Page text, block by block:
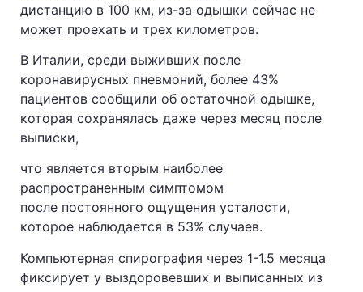
дистанцию в 100 км, из-за одышки сейчас не
может проехать и трех километров.
В Италии, среди выживших после
коронавирусных пневмоний, более 43%
пациентов сообщили об остаточной одышке,
которая сохранялась даже через месяц после
выписки,
что является вторым наиболее
распространенным симптомом
после постоянного ощущения усталости,
которое наблюдается в 53% случаев.
Компьютерная спирография через 1-1.5 месяца
фиксирует у выздоровевших и выписанных из